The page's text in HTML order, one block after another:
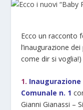
Ecco un racconto
l’inaugurazione
come dir si
1. Inaugurazione
Comunale n. 1
Gianni Gianassi –